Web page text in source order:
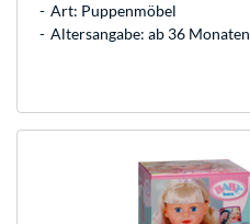
Art: Puppenmöbel
Altersangabe: ab 36 Monaten